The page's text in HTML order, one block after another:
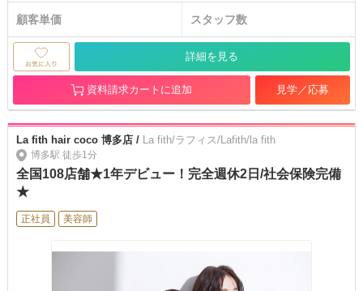
顧客単価 スタッフ数
詳細を見る
資料請求カートに追加 見学／応募
La fith hair coco 博多店 / La fith/ラフィス/Lafith/la fith
博多駅 徒歩1分
全国108店舗★1年デビュー！完全週休2日/社会保険完備
★
正社員 美容師